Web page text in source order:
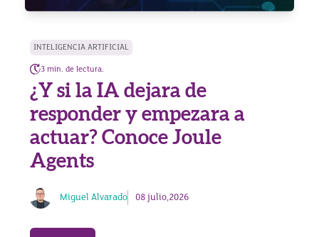
INTELIGENCIA ARTIFICIAL
3 min. de lectura.
¿Y si la IA dejara de
responder y empezara a
actuar? Conoce Joule
Agents
Miguel Alvarado 08 julio,2026